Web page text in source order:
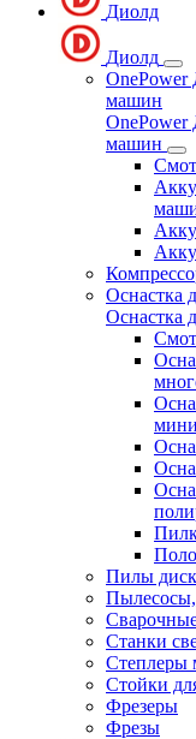
Диолд
Диолд
OnePower
машин
OnePower
машин
Оснастка
Оснастка
мини
Пилы
Пылесосы,
Станки
Степлеры
Стойки
Фрезеры
Фрезы